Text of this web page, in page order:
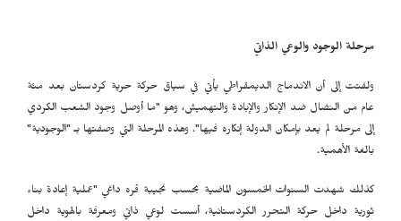
مرحلة الوجود والوعي الذاتي
ولفتت إلى أن الاندماج الديمقراطي يأتي في سياق حركة حرية كردستان بعد مئة
عام من النضال ضد الإنكار والإبادة والتهميش، وهو "ما أوصل وجود الشعب الكردي
إلى مرحلة لم يعد بإمكان الدولة إنكاره فيها". وهذه المرحلة التي وصفتها بـ "الوجودية"
بالغة الأهمية.
كذلك شهدت السنوات الخمسون الماضية بحسب نجيبة قره داغي "عملية إعادة بناء
ثورية داخل حركة التحرر الكردستانية، أسست لوعي ذاتي ومعرفة بالهوية داخل